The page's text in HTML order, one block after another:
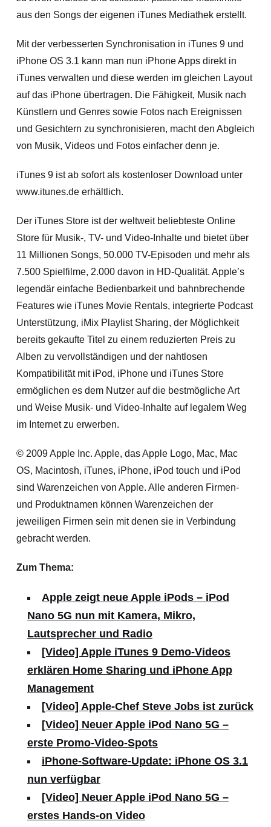
aus den Songs der eigenen iTunes Mediathek erstellt.
Mit der verbesserten Synchronisation in iTunes 9 und
iPhone OS 3.1 kann man nun iPhone Apps direkt in
iTunes verwalten und diese werden im gleichen Layout
auf das iPhone übertragen. Die Fähigkeit, Musik nach
Künstlern und Genres sowie Fotos nach Ereignissen
und Gesichtern zu synchronisieren, macht den Abgleich
von Musik, Videos und Fotos einfacher denn je.
iTunes 9 ist ab sofort als kostenloser Download unter
www.itunes.de erhältlich.
Der iTunes Store ist der weltweit beliebteste Online
Store für Musik-, TV- und Video-Inhalte und bietet über
11 Millionen Songs, 50.000 TV-Episoden und mehr als
7.500 Spielfilme, 2.000 davon in HD-Qualität. Apple’s
legendär einfache Bedienbarkeit und bahnbrechende
Features wie iTunes Movie Rentals, integrierte Podcast
Unterstützung, iMix Playlist Sharing, der Möglichkeit
bereits gekaufte Titel zu einem reduzierten Preis zu
Alben zu vervollständigen und der nahtlosen
Kompatibilität mit iPod, iPhone und iTunes Store
ermöglichen es dem Nutzer auf die bestmögliche Art
und Weise Musik- und Video-Inhalte auf legalem Weg
im Internet zu erwerben.
© 2009 Apple Inc. Apple, das Apple Logo, Mac, Mac
OS, Macintosh, iTunes, iPhone, iPod touch und iPod
sind Warenzeichen von Apple. Alle anderen Firmen-
und Produktnamen können Warenzeichen der
jeweiligen Firmen sein mit denen sie in Verbindung
gebracht werden.
Zum Thema:
Apple zeigt neue Apple iPods – iPod
Nano 5G nun mit Kamera, Mikro,
Lautsprecher und Radio
[Video] Apple iTunes 9 Demo-Videos
erklären Home Sharing und iPhone App
Management
[Video] Apple-Chef Steve Jobs ist zurück
[Video] Neuer Apple iPod Nano 5G –
erste Promo-Video-Spots
iPhone-Software-Update: iPhone OS 3.1
nun verfügbar
[Video] Neuer Apple iPod Nano 5G –
erstes Hands-on Video